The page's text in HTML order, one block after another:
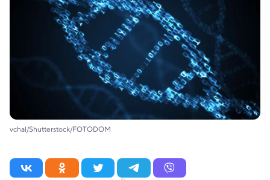
vchal/Shutterstock/FOTODOM